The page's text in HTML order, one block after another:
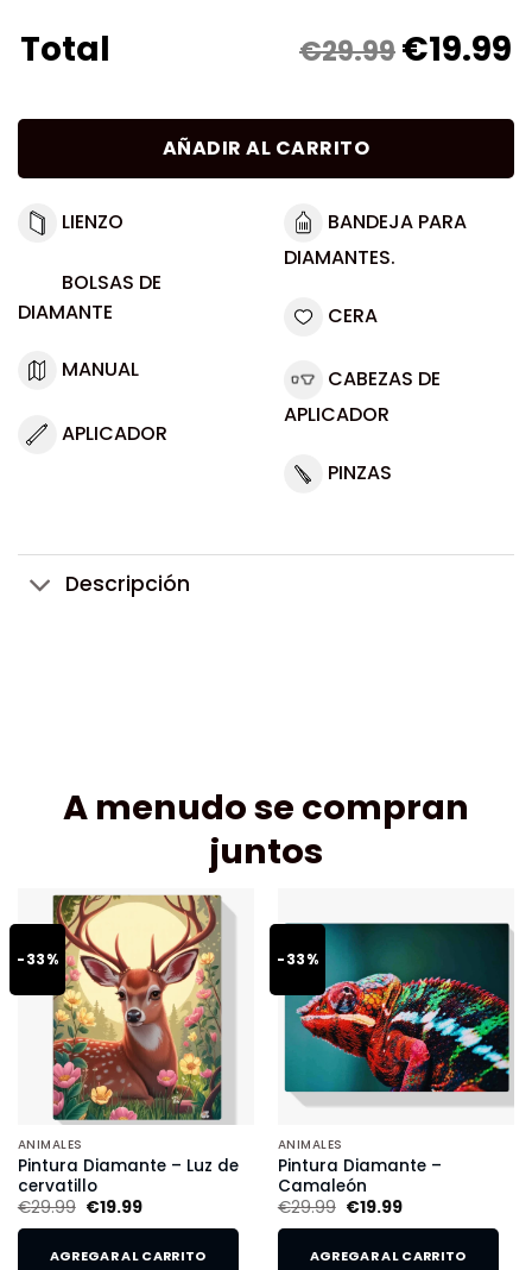
Total €29.99€19.99
AÑADIR AL CARRITO
LIENZO
BOLSAS DE
DIAMANTE
MANUAL
APLICADOR
BANDEJA PARA
DIAMANTES.
CERA
CABEZAS DE
APLICADOR
PINZAS
Descripción
A menudo se compran
juntos
-33%
ANIMALES
Pintura Diamante – Luz de
cervatillo
€29.99 €19.99
AGREGAR AL CARRITO
-33%
ANIMALES
Pintura Diamante –
Camaleón
€29.99 €19.99
AGREGAR AL CARRITO